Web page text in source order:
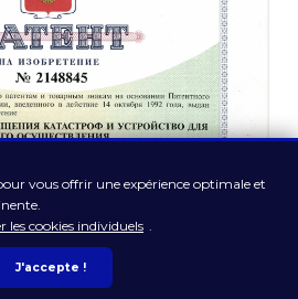
vous offrir une expérience optimale et
les cookies individuels .
J'accepte !